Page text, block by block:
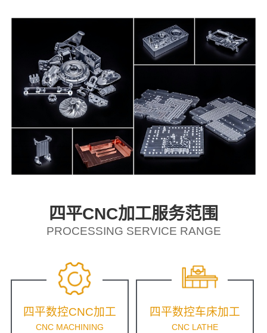
四平CNC加工服务范围
PROCESSING SERVICE RANGE
四平数控CNC加工
CNC MACHINING
四平数控车床加工
CNC LATHE